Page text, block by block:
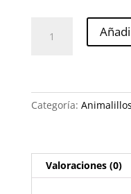
Categoría:
Valoraciones (0)